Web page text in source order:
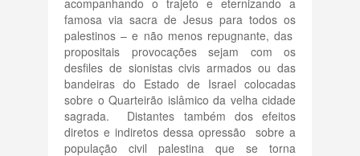
acompanhando o trajeto e eternizando a
famosa via sacra de Jesus para todos os
palestinos – e não menos repugnante, das
propositais provocações sejam com os
desfiles de sionistas civis armados ou das
bandeiras do Estado de Israel colocadas
sobre o Quarteirão islâmico da velha cidade
sagrada. Distantes também dos efeitos
diretos e indiretos dessa opressão sobre a
população civil palestina que se torna